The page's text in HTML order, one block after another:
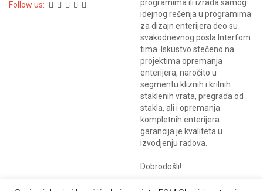
Follow us:
programima ili izrada samog
idejnog rešenja u programima
za dizajn enterijera deo su
svakodnevnog posla Interfom
tima. Iskustvo stečeno na
projektima opremanja
enterijera, naročito u
segmentu kliznih i krilnih
staklenih vrata, pregrada od
stakla, ali i opremanja
kompletnih enterijera
garancija je kvaliteta u
izvodjenju radova.
Dobrodošli!